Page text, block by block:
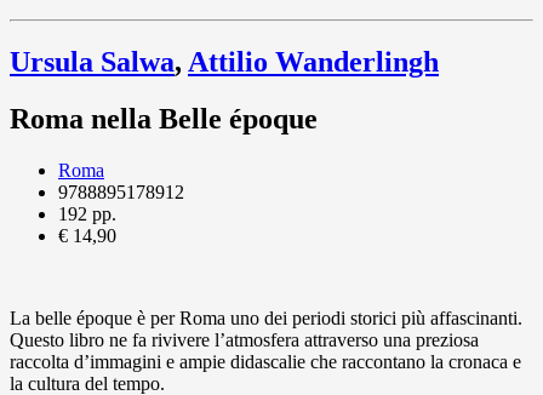
Ursula Salwa, Attilio Wanderlingh
Roma nella Belle époque
Roma
9788895178912
192 pp.
€ 14,90
La belle époque è per Roma uno dei periodi storici più affascinanti.
Questo libro ne fa rivivere l’atmosfera attraverso una preziosa
raccolta d’immagini e ampie didascalie che raccontano la cronaca e
la cultura del tempo.